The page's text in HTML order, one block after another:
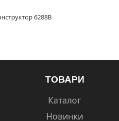
6288B
ТОВАРИ
Каталог
Новинки